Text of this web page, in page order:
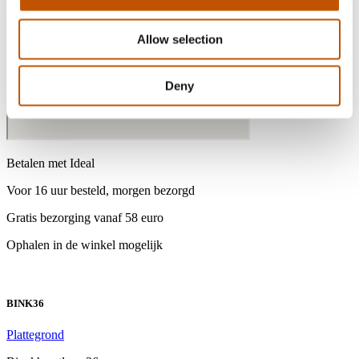
Allow selection
Deny
Betalen met Ideal
Voor 16 uur besteld, morgen bezorgd
Gratis bezorging vanaf 58 euro
Ophalen in de winkel mogelijk
BINK36
Plattegrond